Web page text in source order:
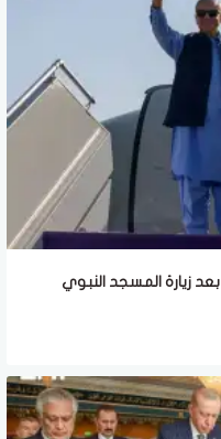
بعد زيارة المسجد النبوي